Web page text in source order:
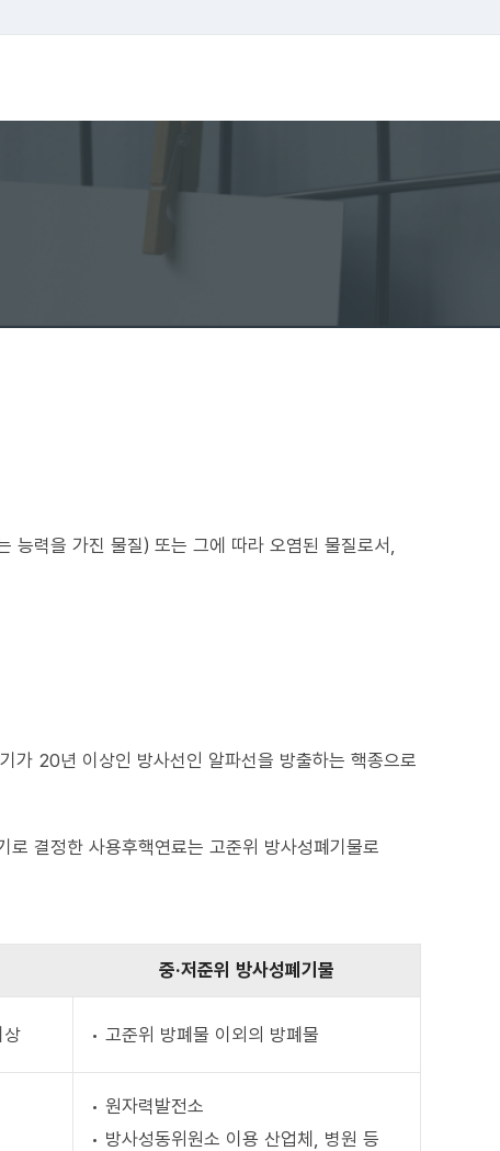
능력을 가진 물질) 또는 그에 따라 오염된 물질로서,
가 20년 이상인 방사선인 알파선을 방출하는 핵종으로
로 결정한 사용후핵연료는 고준위 방사성폐기물로
중·저준위 방사성폐기물
• 고준위 방폐물 이외의 방폐물
• 원자력발전소
• 방사성동위원소 이용 산업체, 병원 등